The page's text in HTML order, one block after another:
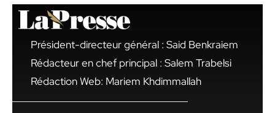
Président-directeur général : Said Benkraiem
Rédacteur en chef principal : Salem Trabelsi
Rédaction Web: Mariem Khdimmallah